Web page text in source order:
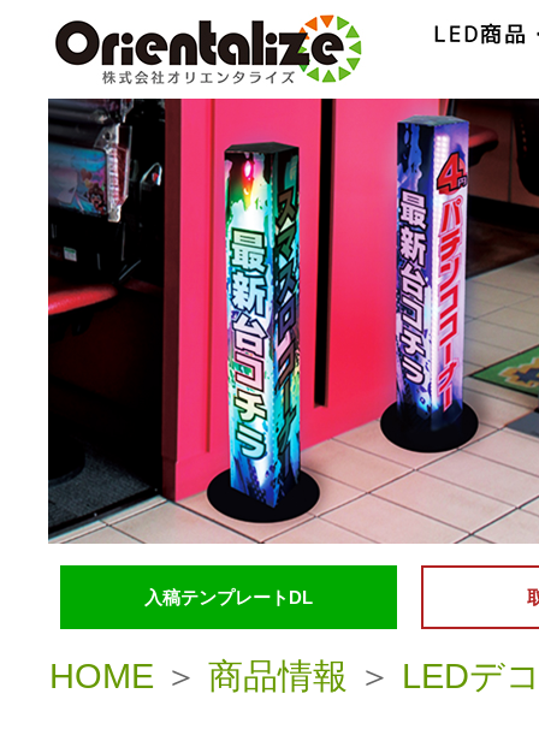
Home コンセプト 商品情報
入稿テンプレートDL
HOME ＞ 商品情報 ＞ LEDデ